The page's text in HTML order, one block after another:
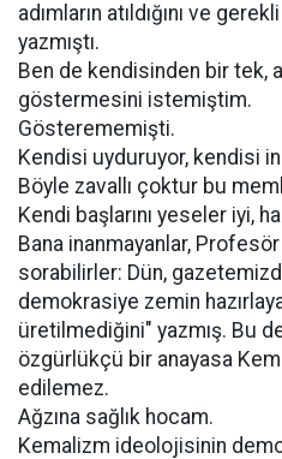
adımların atıldığını ve
yazmıştı.
Ben de kendisinden bir tek,
göstermesini istemiştim.
Gösterememişti.
Kendisi uyduruyor, kendisi
Böyle zavallı çoktur bu
Kendi başlarını yeseler iyi,
Bana inanmayanlar,
sorabilirler: Dün,
demokrasiye zemin
üretilmediğini" yazmış. Bu
özgürlükçü bir anayasa
edilemez.
Ağzına sağlık hocam.
Kemalizm ideolojisinin